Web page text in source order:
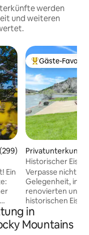
werden
und weiteren
Bewertung:
Ein
Beliebter Gäste-
Gäste-Favorit
Privatunterkunft
Historischer
Verpasse nicht
Gelegenheit, in
renovierten und
historischen
Northern Pacific
übernachten. Wenn Eisenbahnwaggons
dein Ding sind,
in
Mountains